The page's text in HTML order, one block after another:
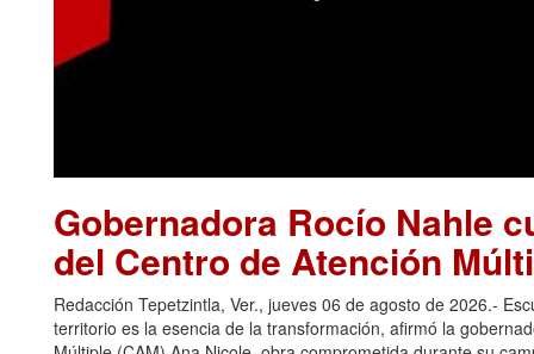
Gobernadora Rocío Nahle
del Centro de Atención
Redacción Tepetzintla, Ver., jueves 06 de agosto de 2026.-
territorio es la esencia de la transformación, afirmó la